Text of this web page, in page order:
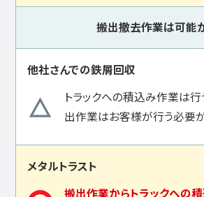
搬出撤去作業は可能
トラックへの積込み作業は行
出作業はお客様が行う必要が
搬出作業からトラックへの